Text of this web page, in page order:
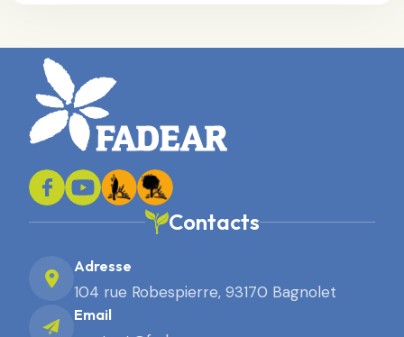
Contacts
Adresse
104 rue Robespierre, 93170 Bagnolet
Email